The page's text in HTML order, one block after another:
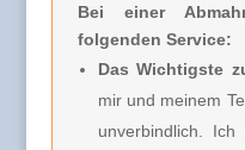
Bei einer
folgenden Service:
Das Wichtigste
mir und meinem
unverbindlich. Ich